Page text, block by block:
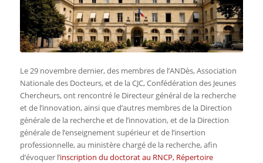
Le 29 novembre dernier, des membres de l’ANDès, Association
Nationale des Docteurs, et de la CJC, Confédération des Jeunes
Chercheurs, ont rencontré le Directeur général de la recherche
et de l’innovation, ainsi que d’autres membres de la Direction
générale de la recherche et de l’innovation, et de la Direction
générale de l’enseignement supérieur et de l’insertion
professionnelle, au ministère chargé de la recherche, afin
d’évoquer l’inscription du doctorat au RNCP, Répertoire